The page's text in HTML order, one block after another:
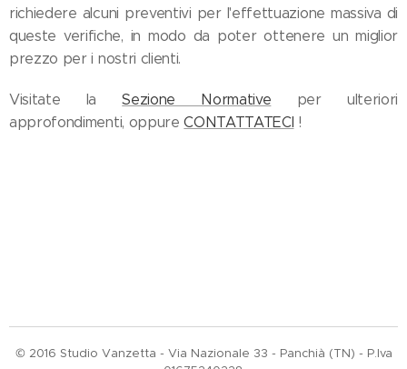
richiedere alcuni preventivi per l'effettuazione massiva di
queste verifiche, in modo da poter ottenere un miglior
prezzo per i nostri clienti.
Visitate laSezione Normative per ulteriori
approfondimenti, oppureCONTATTATECI !
© 2016 Studio Vanzetta - Via Nazionale 33 - Panchià (TN) - P.Iva